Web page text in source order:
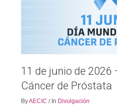
11 de junio de 2026
Cáncer de Próstata
ByAECIC / In Divulgación